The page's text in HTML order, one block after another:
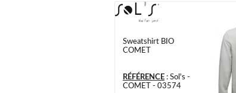
Sweatshirt BIO
COMET
RÉFÉRENCE: Sol's -
COMET - 03574